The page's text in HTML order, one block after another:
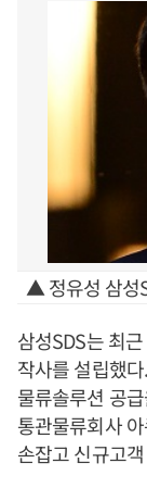
▲ 정유성 삼성
삼성SDS는 최
작사를 설립했
물류솔루션 공
통관물류회사
손잡고 신규고